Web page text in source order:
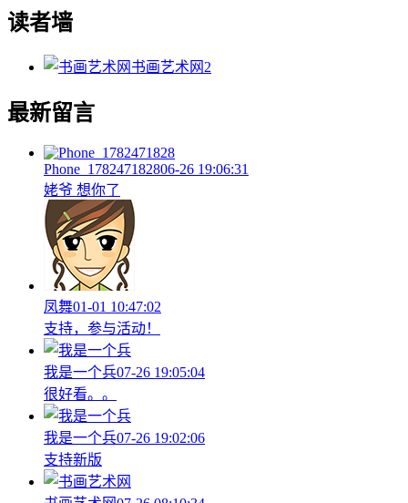
读者墙
书画艺术网 2
最新留言
Phone_178247182806-26 19:06:31
姥爷 想你了
凤舞01-01 10:47:02
支持，参与活动！
我是一个兵07-26 19:05:04
很好看。。
我是一个兵07-26 19:02:06
支持新版